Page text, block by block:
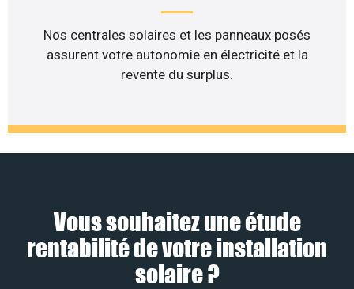
Nos centrales solaires et les panneaux posés
assurent votre autonomie en électricité et la
revente du surplus.
Vous souhaitez une étude
rentabilité de votre installation
solaire ?